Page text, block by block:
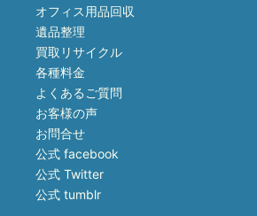
オフィス用品回収
遺品整理
買取リサイクル
各種料金
よくあるご質問
お客様の声
お問合せ
公式 facebook
公式 Twitter
公式 tumblr